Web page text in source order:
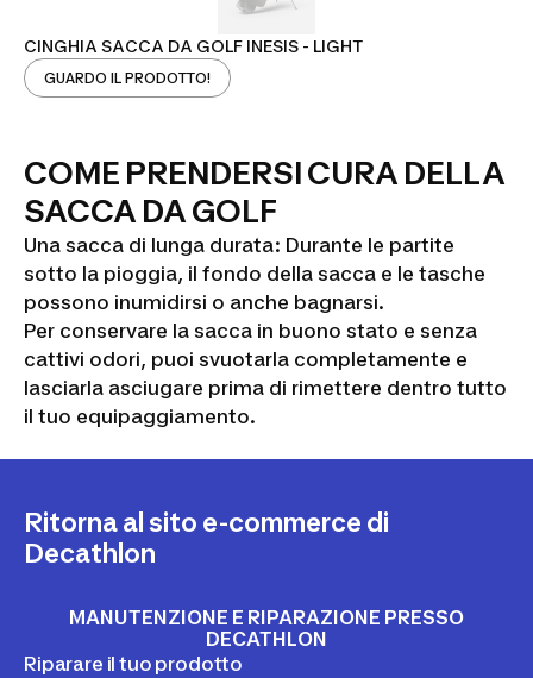
CINGHIA SACCA DA GOLF INESIS - LIGHT
GUARDO IL PRODOTTO!
COME PRENDERSI CURA DELLA
SACCA DA GOLF
Una sacca di lunga durata: Durante le partite
sotto la pioggia, il fondo della sacca e le tasche
possono inumidirsi o anche bagnarsi.
Per conservare la sacca in buono stato e senza
cattivi odori, puoi svuotarla completamente e
lasciarla asciugare prima di rimettere dentro tutto
il tuo equipaggiamento.
Ritorna al sito e-commerce di
Decathlon
MANUTENZIONE E RIPARAZIONE PRESSO
DECATHLON
Riparare il tuo prodotto